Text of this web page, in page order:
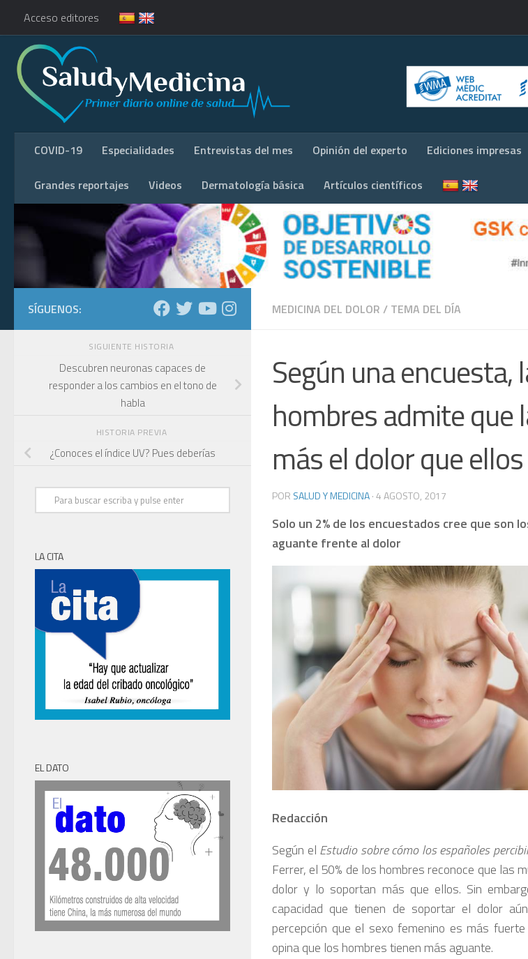
Acceso editores
COVID-19 Especialidades Entrevistas del mes Opinión del experto Ediciones impresas
Grandes reportajes Videos Dermatología básica Artículos científicos
MEDICINA DEL DOLOR / TEMA DEL DÍA
Según una encuesta,
hombres admite que
más el dolor que ellos
POR SALUD Y MEDICINA·4 AGOSTO, 2017
Solo un 2% de los encuestados cree que son
aguante frente al dolor
Redacción
Según el Estudio sobre cómo los españoles
Ferrer, el 50% de los hombres reconoce que las
dolor y lo soportan más que ellos. Sin
capacidad que tienen de soportar el dolor
percepción que el sexo femenino es más
opina que los hombres tienen más aguante.
SÍGUENOS:
SIGUIENTE HISTORIA
Descubren neuronas capaces de
responder a los cambios en el tono de
habla
HISTORIA PREVIA
¿Conoces el índice UV? Pues deberías
LA CITA
EL DATO